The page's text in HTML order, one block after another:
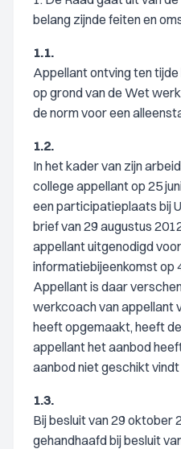
belang zijnde feiten en
1.1.
Appellant ontving ten
op grond van de Wet
de norm voor een
1.2.
In het kader van zijn
college appellant op 25
een participatieplaats bij
brief van 29 augustus
appellant uitgenodigd
informatiebijeenkomst op
Appellant is daar
werkcoach van appellant
heeft opgemaakt, heeft
appellant het aanbod
aanbod niet geschikt
1.3.
Bij besluit van 29 oktober
gehandhaafd bij besluit